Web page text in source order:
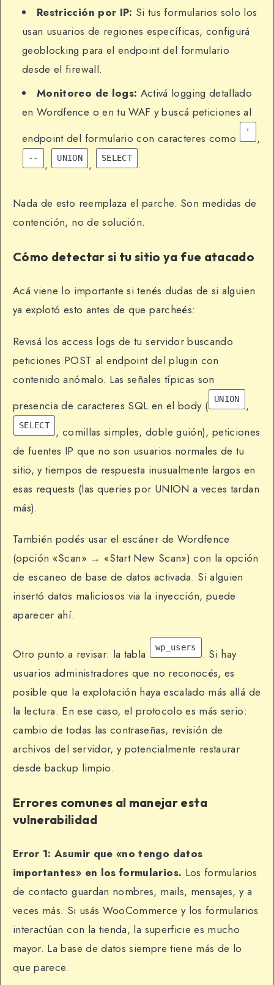
Restricción por IP: Si tus formularios solo los
usan usuarios de regiones específicas, configurá
geoblocking para el endpoint del formulario
desde el firewall.
Monitoreo de logs: Activá logging detallado
en Wordfence o en tu WAF y buscá peticiones al
endpoint del formulario con caracteres como
' ,
-- , UNION , SELECT .
Nada de esto reemplaza el parche. Son medidas de
contención, no de solución.
Cómo detectar si tu sitio ya fue atacado
Acá viene lo importante si tenés dudas de si alguien
ya explotó esto antes de que parcheés:
Revisá los access logs de tu servidor buscando
peticiones POST al endpoint del plugin con
contenido anómalo. Las señales típicas son
presencia de caracteres SQL en el body (
UNION ,
SELECT
, comillas simples, doble guión), peticiones
de fuentes IP que no son usuarios normales de tu
sitio, y tiempos de respuesta inusualmente largos en
esas requests (las queries por UNION a veces tardan
más).
También podés usar el escáner de Wordfence
(opción «Scan» → «Start New Scan») con la opción
de escaneo de base de datos activada. Si alguien
insertó datos maliciosos via la inyección, puede
aparecer ahí.
Otro punto a revisar: la tabla wp_users
. Si hay
usuarios administradores que no reconocés, es
posible que la explotación haya escalado más allá de
la lectura. En ese caso, el protocolo es más serio:
cambio de todas las contraseñas, revisión de
archivos del servidor, y potencialmente restaurar
desde backup limpio.
Errores comunes al manejar esta
vulnerabilidad
Error 1: Asumir que «no tengo datos
importantes» en los formularios. Los formularios
de contacto guardan nombres, mails, mensajes, y a
veces más. Si usás WooCommerce y los formularios
interactúan con la tienda, la superficie es mucho
mayor. La base de datos siempre tiene más de lo
que parece.